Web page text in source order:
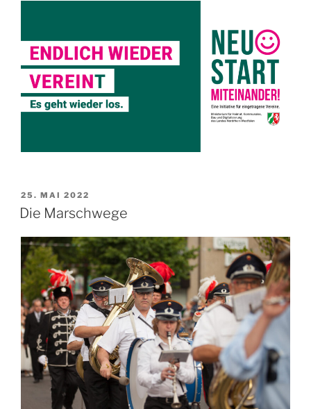
VERÖFFENTLICHT
AM
25. MAI 2022
Die Marschwege